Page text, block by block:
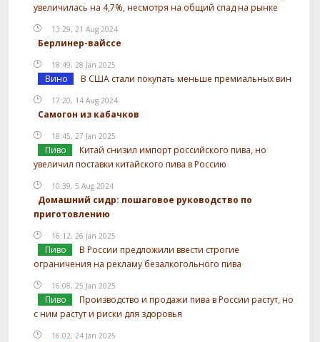
увеличилась на 4,7%, несмотря на общий спад на рынке
13:29, 21 Aug 2024
Берлинер-вайссе
18:49, 28 Jan 2025
Вино В США стали покупать меньше премиальных вин
17:20, 14 Aug 2024
Самогон из кабачков
18:45, 27 Jan 2025
Пиво
Китай снизил импорт российского пива, но
увеличил поставки китайского пива в Россию
10:39, 5 Aug 2024
Домашний сидр: пошаговое руководство по
приготовлению
16:12, 26 Jan 2025
Пиво
В России предложили ввести строгие
ограничения на рекламу безалкогольного пива
16:08, 25 Jan 2025
Пиво
Производство и продажи пива в России растут, но
с ним растут и риски для здоровья
16:02, 24 Jan 2025